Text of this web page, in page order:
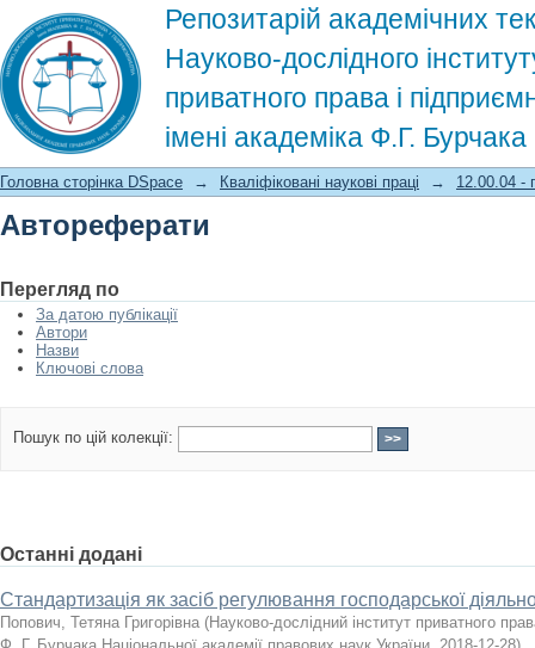
Репозитарій академічних
Науково-дослідного
приватного права і
імені академіка Ф.Г.
Автореферати
Головна сторінка DSpace → Кваліфіковані наукові праці → 12.00.04 -
Автореферати
Перегляд по
За датою публікації
Автори
Назви
Ключові слова
Пошук по цій колекції:
Останні додані
Стандартизація як засіб регулювання господарської
Попович, Тетяна Григорівна (Науково-дослідний інститут приватного